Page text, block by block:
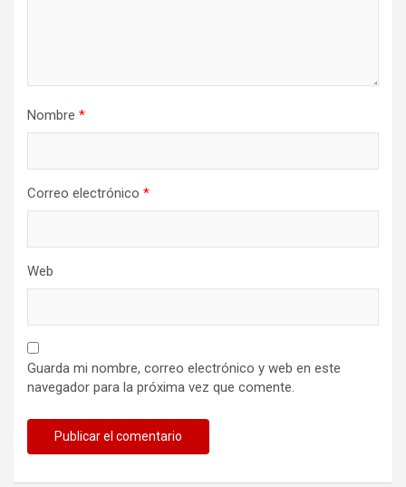
Nombre *
Correo electrónico *
Web
Guarda mi nombre, correo electrónico y web en este
navegador para la próxima vez que comente.